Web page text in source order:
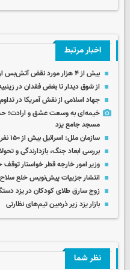
اخبار مرتبط
بیش از ۴ هزار مورد نقض آتش‌بس از اکتبر ۲۰۲۵
از شوق دیدار تا بغض فقدان در
جهاد اسلامی از نقش آمریکا در
خیمه‌ای به وسعت عشق و ارادت؛
مسجد جامع یزد
سازمان‌ ملل: اسرائیل بیش از ۱۵۰ نفر را در ماه ژوئیه در غزه قتل‌عام کرد
بررسی ابعاد جنگ، بازدارندگی و
وزیر امور خارجه قطر خواستار
انتشار جزییات پیش‌نویس خلع
زوج سارق طلای کودکان در یزد
بازار یزد زیر ذره‌بین تیم‌های نظارتی
نظر شما